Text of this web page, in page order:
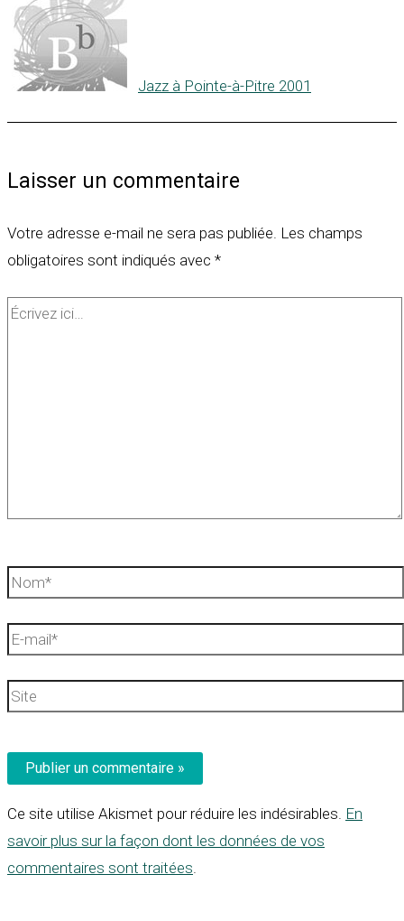
Jazz à Pointe-à-Pitre 2001
Laisser un commentaire
Votre adresse e-mail ne sera pas publiée. Les champs
obligatoires sont indiqués avec *
Écrivez
Nom*
E-
Site
Ce site utilise Akismet pour réduire les indésirables. En
savoir plus sur la façon dont les données de vos
commentaires sont traitées.